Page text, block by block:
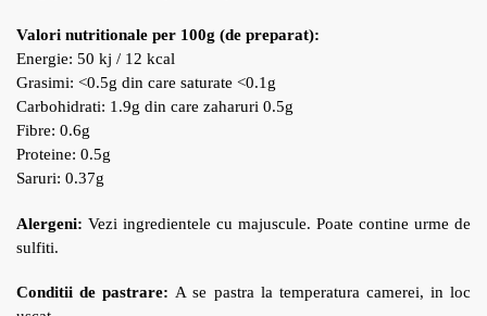
Valori nutritionale per 100g (de preparat):
Energie: 50 kj / 12 kcal
Grasimi: <0.5g din care saturate <0.1g
Carbohidrati: 1.9g din care zaharuri 0.5g
Fibre: 0.6g
Proteine: 0.5g
Saruri: 0.37g
Alergeni: Vezi ingredientele cu majuscule. Poate contine urme de
sulfiti.
Conditii de pastrare: A se pastra la temperatura camerei, in loc